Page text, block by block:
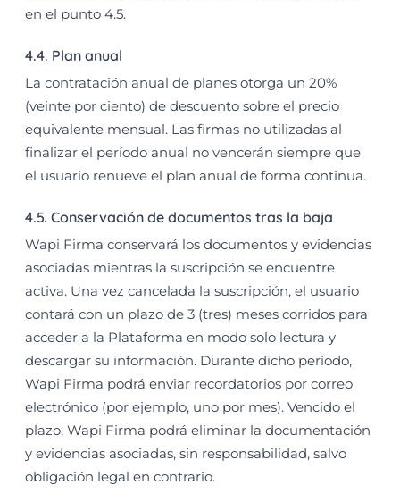
en el punto 4.5.
4.4. Plan anual
La contratación anual de planes otorga un 20%
(veinte por ciento) de descuento sobre el precio
equivalente mensual. Las firmas no utilizadas al
finalizar el período anual no vencerán siempre que
el usuario renueve el plan anual de forma continua.
4.5. Conservación de documentos tras la baja
Wapi Firma conservará los documentos y evidencias
asociadas mientras la suscripción se encuentre
activa. Una vez cancelada la suscripción, el usuario
contará con un plazo de 3 (tres) meses corridos para
acceder a la Plataforma en modo solo lectura y
descargar su información. Durante dicho período,
Wapi Firma podrá enviar recordatorios por correo
electrónico (por ejemplo, uno por mes). Vencido el
plazo, Wapi Firma podrá eliminar la documentación
y evidencias asociadas, sin responsabilidad, salvo
obligación legal en contrario.